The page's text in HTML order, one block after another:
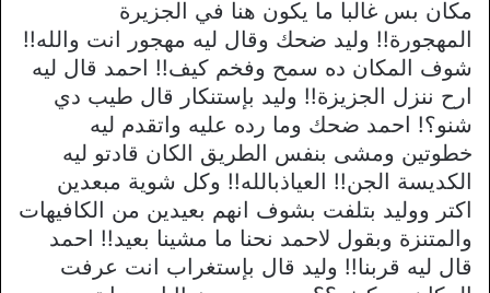
مكان بس غالبا ما يكون هنا في الجزيرة
المهجورة!! وليد ضحك وقال ليه مهجور انت والله!!
شوف المكان ده سمح وفخم كيف!! احمد قال ليه
ارح ننزل الجزيزة!! وليد بإستنكار قال طيب دي
شنو؟! احمد ضحك وما رده عليه واتقدم ليه
خطوتين ومشى بنفس الطريق الكان قادتو ليه
الكديسة الجن!! العياذبالله!! وكل شوية مبعدين
اكتر ووليد بتلفت بشوف انهم بعيدين من الكافيهات
والمتنزة وبقول لاحمد نحنا ما مشينا بعيد!! احمد
قال ليه قربنا!! وليد قال بإستغراب انت عرفت